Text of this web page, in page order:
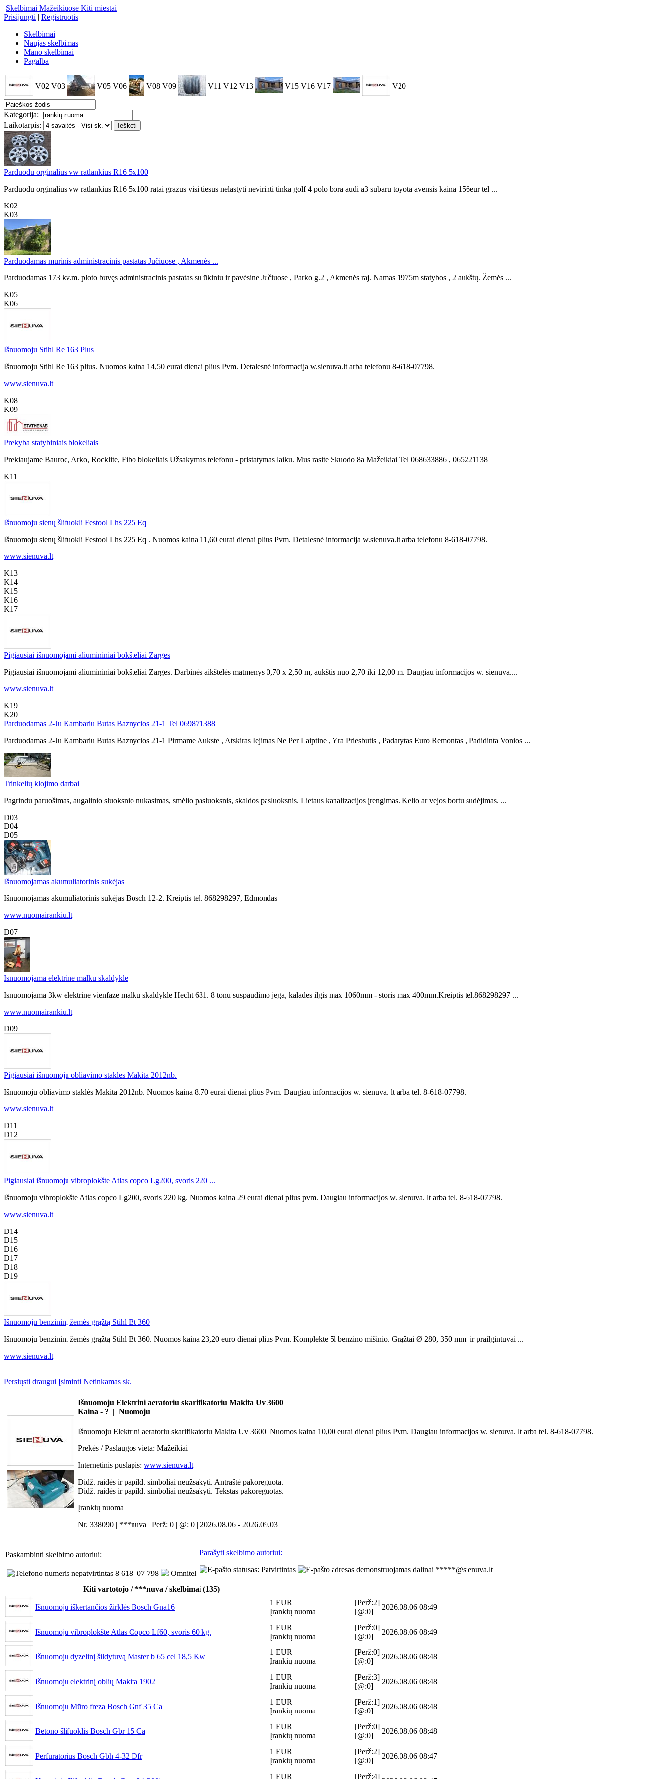
Skelbimai Mažeikiuose Kiti miestai
Prisijungti | Registruotis
Skelbimai
Naujas skelbimas
Mano skelbimai
Pagalba
V02 V03 V05 V06 V08 V09 V11 V12 V13 V15 V16 V17 V20
Kategorija:
Laikotarpis:
Parduodu orginalius vw ratlankius R16 5x100
Parduodu orginalius vw ratlankius R16 5x100 ratai grazus visi tiesus nelastyti nevirinti tinka golf 4 polo bora audi a3 subaru toyota avensis kaina 156eur tel ...
K02
K03
Parduodamas mūrinis administracinis pastatas Jučiuose , Akmenės ...
Parduodamas 173 kv.m. ploto buvęs administracinis pastatas su ūkiniu ir pavėsine Jučiuose , Parko g.2 , Akmenės raj. Namas 1975m statybos , 2 aukštų. Žemės ...
K05
K06
Išnuomoju Stihl Re 163 Plus
Išnuomoju Stihl Re 163 plius. Nuomos kaina 14,50 eurai dienai plius Pvm. Detalesnė informacija w.sienuva.lt arba telefonu 8-618-07798.
www.sienuva.lt
K08
K09
Prekyba statybiniais blokeliais
Prekiaujame Bauroc, Arko, Rocklite, Fibo blokeliais Užsakymas telefonu - pristatymas laiku. Mus rasite Skuodo 8a Mažeikiai Tel 068633886 , 065221138
K11
Išnuomoju sienų šlifuokli Festool Lhs 225 Eq
Išnuomoju sienų šlifuokli Festool Lhs 225 Eq . Nuomos kaina 11,60 eurai dienai plius Pvm. Detalesnė informacija w.sienuva.lt arba telefonu 8-618-07798.
www.sienuva.lt
K13
K14
K15
K16
K17
Pigiausiai išnuomojami aliumininiai bokšteliai Zarges
Pigiausiai išnuomojami aliumininiai bokšteliai Zarges. Darbinės aikštelės matmenys 0,70 x 2,50 m, aukštis nuo 2,70 iki 12,00 m. Daugiau informacijos w. sienuva....
www.sienuva.lt
K19
K20
Parduodamas 2-Ju Kambariu Butas Baznycios 21-1 Tel 069871388
Parduodamas 2-Ju Kambariu Butas Baznycios 21-1 Pirmame Aukste , Atskiras Iejimas Ne Per Laiptine , Yra Priesbutis , Padarytas Euro Remontas , Padidinta Vonios ...
Trinkelių klojimo darbai
Pagrindu paruošimas, augalinio sluoksnio nukasimas, smėlio pasluoksnis, skaldos pasluoksnis. Lietaus kanalizacijos įrengimas. Kelio ar vejos bortu sudėjimas. ...
D03
D04
D05
Išnuomojamas akumuliatorinis sukėjas
Išnuomojamas akumuliatorinis sukėjas Bosch 12-2. Kreiptis tel. 868298297, Edmondas
www.nuomairankiu.lt
D07
Isnuomojama elektrine malku skaldykle
Isnuomojama 3kw elektrine vienfaze malku skaldykle Hecht 681. 8 tonu suspaudimo jega, kalades ilgis max 1060mm - storis max 400mm.Kreiptis tel.868298297 ...
www.nuomairankiu.lt
D09
Pigiausiai išnuomoju obliavimo stakles Makita 2012nb.
Išnuomoju obliavimo staklės Makita 2012nb. Nuomos kaina 8,70 eurai dienai plius Pvm. Daugiau informacijos w. sienuva. lt arba tel. 8-618-07798.
www.sienuva.lt
D11
D12
Pigiausiai išnuomoju vibroplokšte Atlas copco Lg200, svoris 220 ...
Išnuomoju vibroplokšte Atlas copco Lg200, svoris 220 kg. Nuomos kaina 29 eurai dienai plius pvm. Daugiau informacijos w. sienuva. lt arba tel. 8-618-07798.
www.sienuva.lt
D14
D15
D16
D17
D18
D19
Išnuomoju benzininį žemės grąžtą Stihl Bt 360
Išnuomoju benzininį žemės grąžtą Stihl Bt 360. Nuomos kaina 23,20 euro dienai plius Pvm. Komplekte 5l benzino mišinio. Grąžtai Ø 280, 350 mm. ir prailgintuvai ...
www.sienuva.lt
Persiųsti draugui Įsiminti Netinkamas sk.
Išnuomoju Elektrini aeratoriu skarifikatoriu Makita Uv 3600
Kaina - ? | Nuomoju
Išnuomoju Elektrini aeratoriu skarifikatoriu Makita Uv 3600. Nuomos kaina 10,00 eurai dienai plius Pvm. Daugiau informacijos w. sienuva. lt arba tel. 8-618-07798.
Prekės / Paslaugos vieta: Mažeikiai
Internetinis puslapis: www.sienuva.lt
Didž. raidės ir papild. simboliai neužsakyti. Antraštė pakoreguota.
Didž. raidės ir papild. simboliai neužsakyti. Tekstas pakoreguotas.
Įrankių nuoma
Nr. 338090 | ***nuva | Perž: 0 | @: 0 | 2026.08.06 - 2026.09.03
Paskambinti skelbimo autoriui:
8 618 07 798 Omnitel
Parašyti skelbimo autoriui:
*****@sienuva.lt
Kiti vartotojo / ***nuva / skelbimai (135)
Išnuomoju iškertančios žirklės Bosch Gna16
1 EUR
Įrankių nuoma
[Perž:2]
[@:0]
2026.08.06 08:49
Išnuomoju vibroplokšte Atlas Copco Lf60, svoris 60 kg.
1 EUR
Įrankių nuoma
[Perž:0]
[@:0]
2026.08.06 08:49
Išnuomoju dyzelinį šildytuvą Master b 65 cel 18,5 Kw
1 EUR
Įrankių nuoma
[Perž:0]
[@:0]
2026.08.06 08:48
Išnuomoju elektrinį oblių Makita 1902
1 EUR
Įrankių nuoma
[Perž:3]
[@:0]
2026.08.06 08:48
Išnuomoju Mūro freza Bosch Gnf 35 Ca
1 EUR
Įrankių nuoma
[Perž:1]
[@:0]
2026.08.06 08:48
Betono šlifuoklis Bosch Gbr 15 Ca
1 EUR
Įrankių nuoma
[Perž:0]
[@:0]
2026.08.06 08:48
Perfuratorius Bosch Gbh 4-32 Dfr
1 EUR
Įrankių nuoma
[Perž:2]
[@:0]
2026.08.06 08:47
1 EUR [Perž:4]